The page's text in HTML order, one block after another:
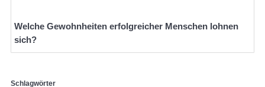
Welche Gewohnheiten erfolgreicher Menschen lohnen
sich?
Schlagwörter